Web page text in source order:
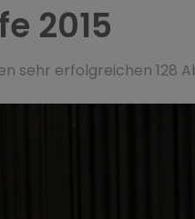
2015
sehr erfolgreichen 128